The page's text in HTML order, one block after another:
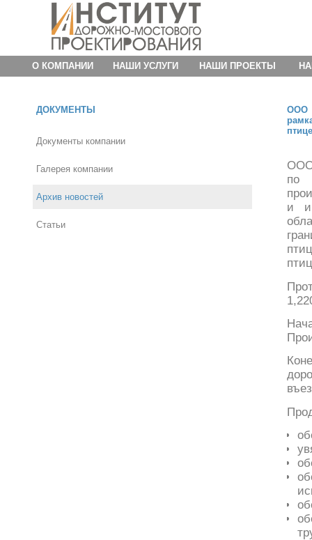
О КОМПАНИИ НАШИ УСЛУГИ НАШИ ПРОЕКТЫ
ДОКУМЕНТЫ
Документы компании
Галерея компании
Архив новостей
Статьи
ООО
ООО
по
и